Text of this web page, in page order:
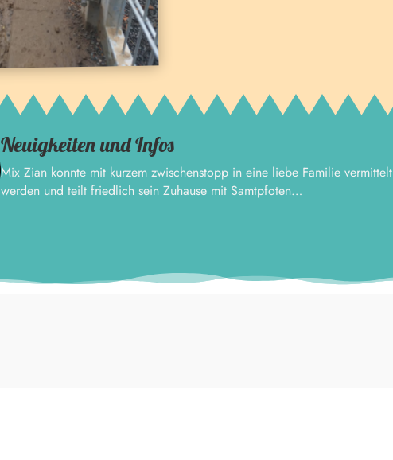
Neuigkeiten und Infos
Mix Zian konnte mit kurzem zwischenstopp in eine liebe Familie vermittelt
werden und teilt friedlich sein Zuhause mit Samtpfoten…